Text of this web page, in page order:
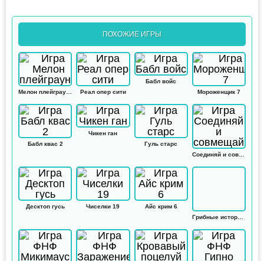
ПОХОЖИЕ ИГРЫ
Реал опер сити
Бабл войс
Мороженщик 7
Бабл квас 2
Чикен ган
Гуль старс
Соединяй и совмещай
Десктоп гусь Чиселки 19
Айс крим 6
Грибные истории: Кликер